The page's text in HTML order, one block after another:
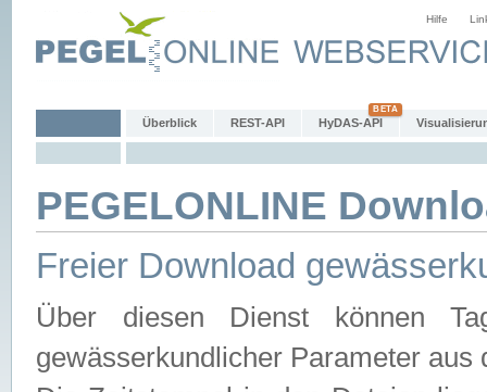
Hilfe
Überblick REST-API HyDAS-API
PEGELONLINE
Freier Download
Über diesen Dienst können
gewässerkundlicher Parameter aus